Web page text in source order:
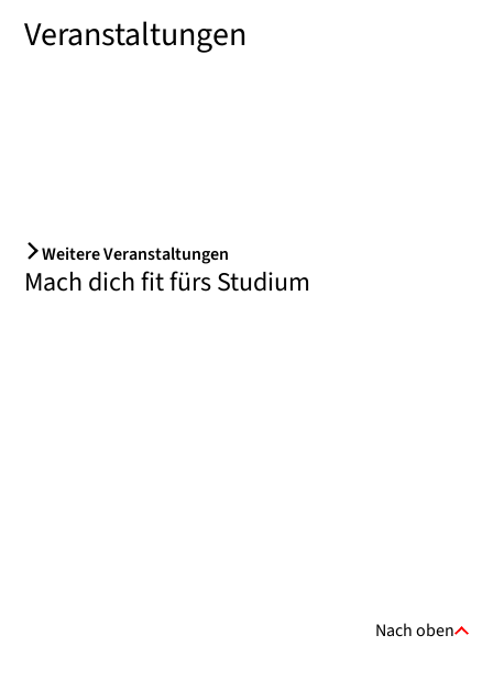
Veranstaltungen
Weitere Veranstaltungen
Mach dich fit fürs Studium
Nach oben